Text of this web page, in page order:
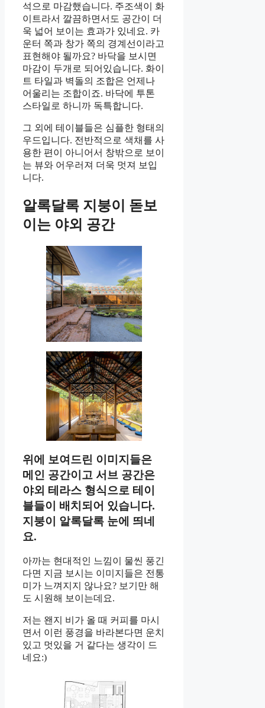
석으로 마감했습니다. 주조색이 화
이트라서 깔끔하면서도 공간이 더
욱 넓어 보이는 효과가 있네요. 카
운터 쪽과 창가 쪽의 경계선이라고
표현해야 될까요? 바닥을 보시면
마감이 두개로 되어있습니다. 화이
트 타일과 벽돌의 조합은 언제나
어울리는 조합이죠. 바닥에 투톤
스타일로 하니까 독특합니다.
그 외에 테이블들은 심플한 형태의
우드입니다. 전반적으로 색채를 사
용한 편이 아니어서 창밖으로 보이
는 뷰와 어우러져 더욱 멋져 보입
니다.
알록달록 지붕이 돋보
이는 야외 공간
위에 보여드린 이미지들은
메인 공간이고 서브 공간은
야외 테라스 형식으로 테이
블들이 배치되어 있습니다.
지붕이 알록달록 눈에 띄네
요.
아까는 현대적인 느낌이 물씬 풍긴
다면 지금 보시는 이미지들은 전통
미가 느껴지지 않나요? 보기만 해
도 시원해 보이는데요.
저는 왠지 비가 올 때 커피를 마시
면서 이런 풍경을 바라본다면 운치
있고 멋있을 거 같다는 생각이 드
네요:)